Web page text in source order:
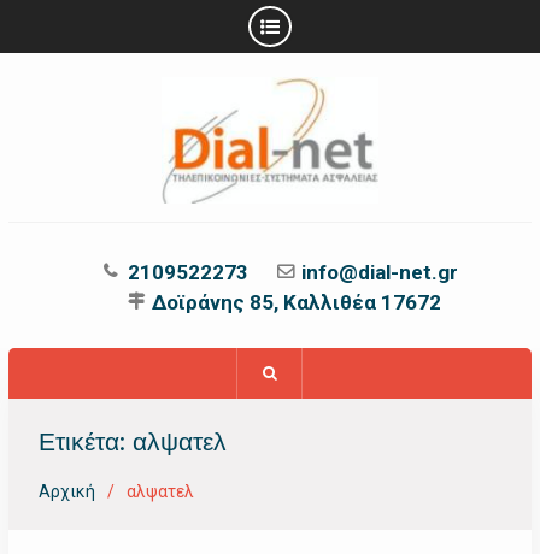
2109522273
info@dial-net.gr
Δοϊράνης 85, Καλλιθέα 17672
Ετικέτα: αλψατελ
Αρχική αλψατελ